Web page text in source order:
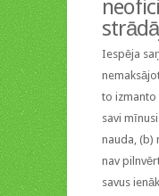
Iespēja
to izmanto
savi
nauda, (b)
nav
savus